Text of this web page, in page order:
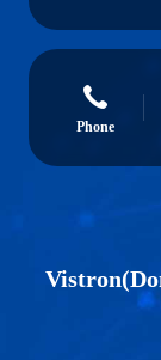
Phone